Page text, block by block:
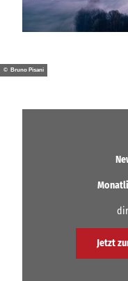
© Bruno Pisani
Jetzt